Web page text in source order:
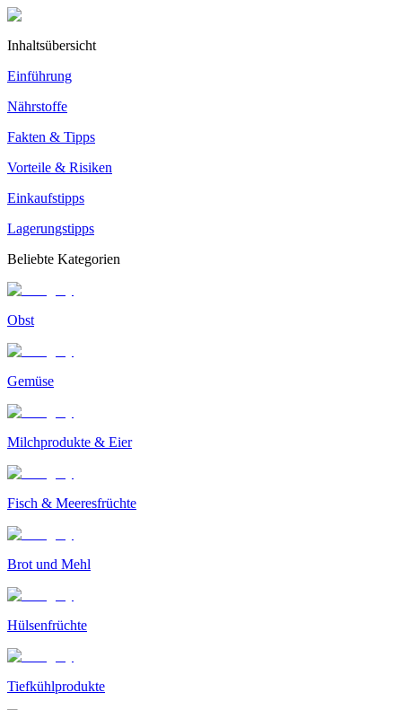
Inhaltsübersicht
Einführung
Nährstoffe
Fakten & Tipps
Vorteile & Risiken
Einkaufstipps
Lagerungstipps
Beliebte Kategorien
Obst
Gemüse
Milchprodukte & Eier
Fisch & Meeresfrüchte
Brot und Mehl
Hülsenfrüchte
Tiefkühlprodukte